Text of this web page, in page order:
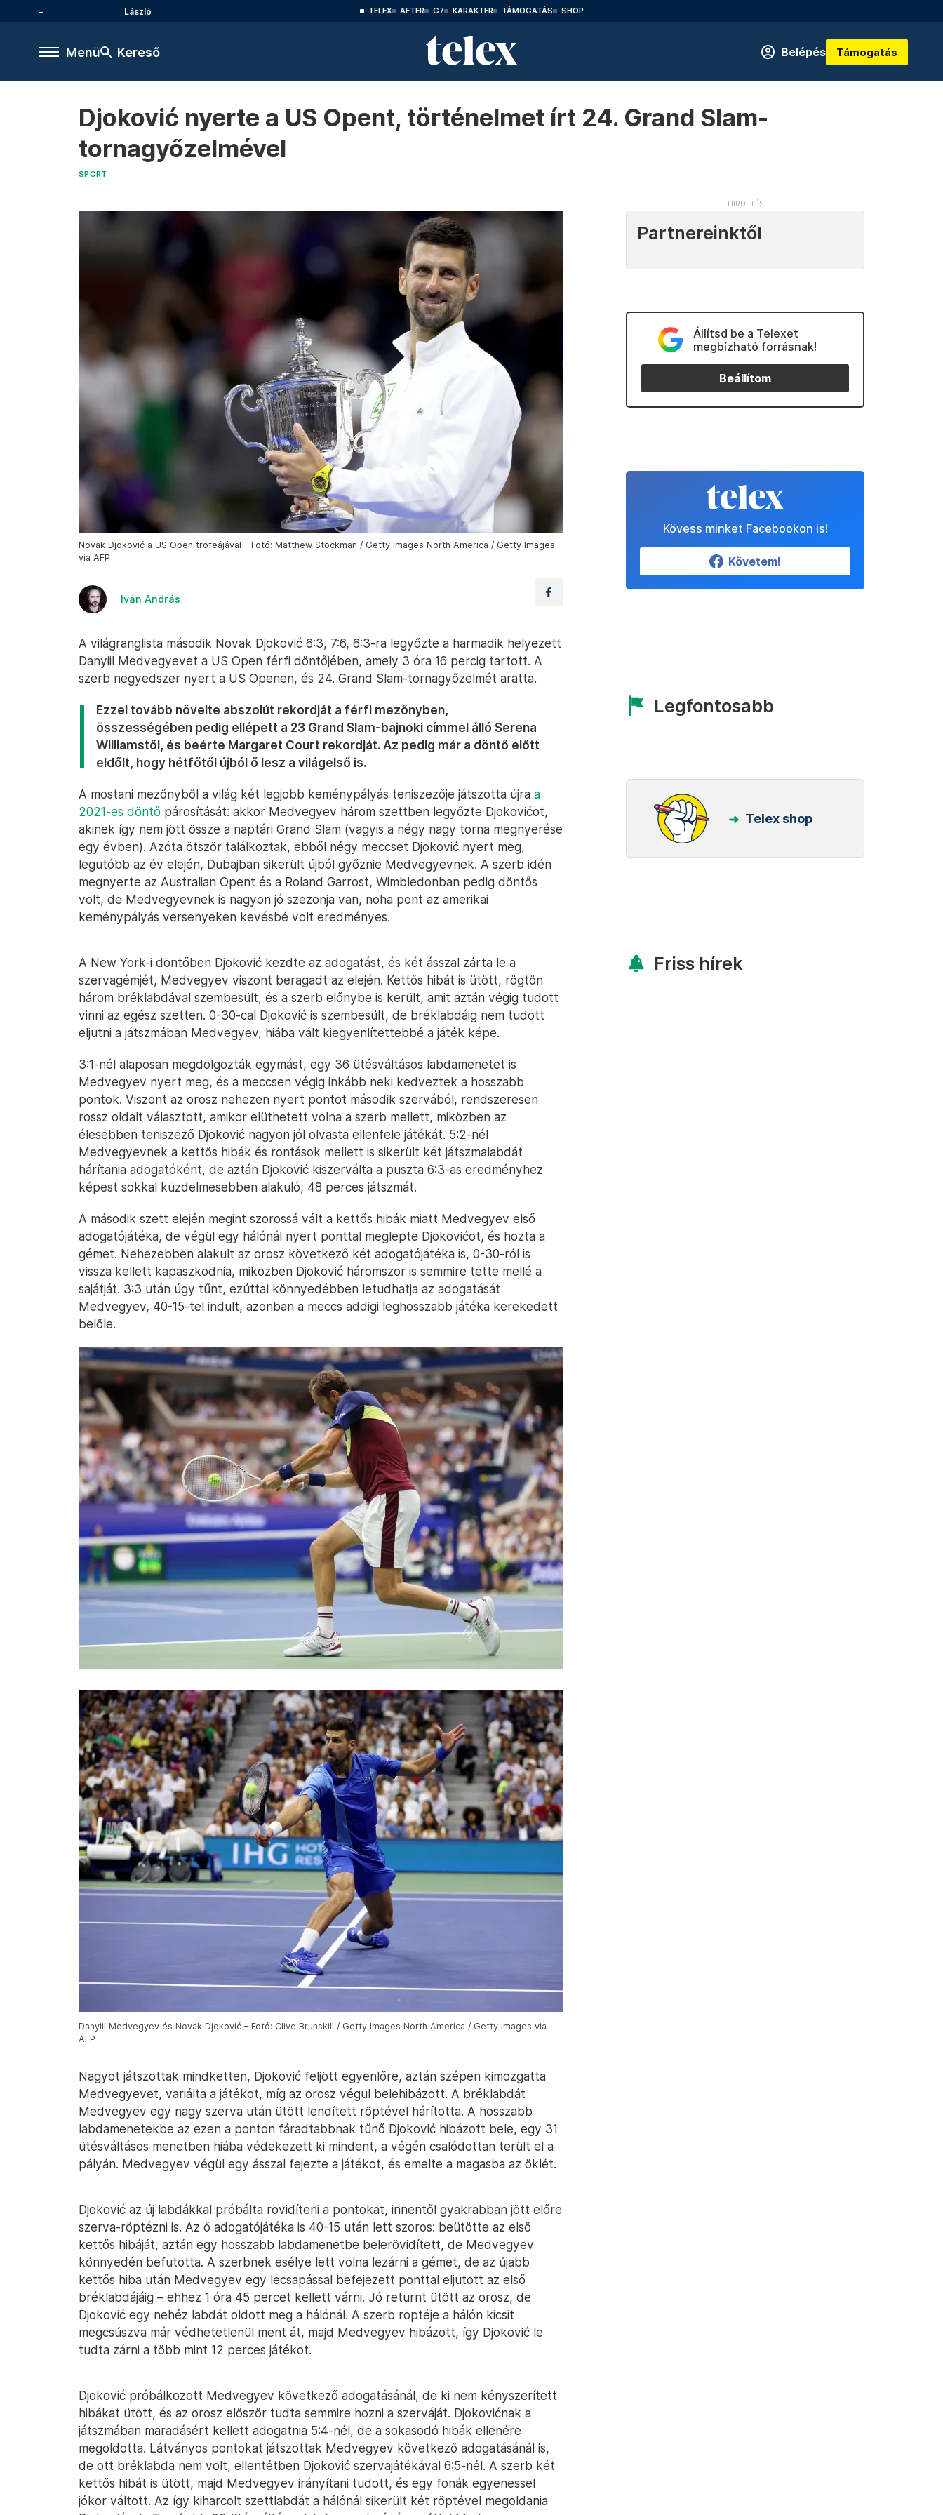
László TELEX AFTER G7 KARAKTER TÁMOGATÁS SHOP
Menü Kereső Belépés Támogatás
Djoković nyerte a US Opent, történelmet írt 24. Grand Slam-
tornagyőzelmével
SPORT
Novak Djoković a US Open trófeájával – Fotó: Matthew Stockman / Getty Images North America / Getty Images
via AFP
Iván András
A világranglista második Novak Djoković 6:3, 7:6, 6:3-ra legyőzte a harmadik helyezett
Danyiil Medvegyevet a US Open férfi döntőjében, amely 3 óra 16 percig tartott. A
szerb negyedszer nyert a US Openen, és 24. Grand Slam-tornagyőzelmét aratta.
Ezzel tovább növelte abszolút rekordját a férfi mezőnyben,
összességében pedig ellépett a 23 Grand Slam-bajnoki címmel álló Serena
Williamstől, és beérte Margaret Court rekordját. Az pedig már a döntő előtt
eldőlt, hogy hétfőtől újból ő lesz a világelső is.
A mostani mezőnyből a világ két legjobb keménypályás teniszezője játszotta újra a
2021-es döntő párosítását: akkor Medvegyev három szettben legyőzte Djokovićot,
akinek így nem jött össze a naptári Grand Slam (vagyis a négy nagy torna megnyerése
egy évben). Azóta ötször találkoztak, ebből négy meccset Djoković nyert meg,
legutóbb az év elején, Dubajban sikerült újból győznie Medvegyevnek. A szerb idén
megnyerte az Australian Opent és a Roland Garrost, Wimbledonban pedig döntős
volt, de Medvegyevnek is nagyon jó szezonja van, noha pont az amerikai
keménypályás versenyeken kevésbé volt eredményes.
A New York-i döntőben Djoković kezdte az adogatást, és két ásszal zárta le a
szervagémjét, Medvegyev viszont beragadt az elején. Kettős hibát is ütött, rögtön
három bréklabdával szembesült, és a szerb előnybe is került, amit aztán végig tudott
vinni az egész szetten. 0-30-cal Djoković is szembesült, de bréklabdáig nem tudott
eljutni a játszmában Medvegyev, hiába vált kiegyenlítettebbé a játék képe.
3:1-nél alaposan megdolgozták egymást, egy 36 ütésváltásos labdamenetet is
Medvegyev nyert meg, és a meccsen végig inkább neki kedveztek a hosszabb
pontok. Viszont az orosz nehezen nyert pontot második szervából, rendszeresen
rossz oldalt választott, amikor elüthetett volna a szerb mellett, miközben az
élesebben teniszező Djoković nagyon jól olvasta ellenfele játékát. 5:2-nél
Medvegyevnek a kettős hibák és rontások mellett is sikerült két játszmalabdát
hárítania adogatóként, de aztán Djoković kiszerválta a puszta 6:3-as eredményhez
képest sokkal küzdelmesebben alakuló, 48 perces játszmát.
A második szett elején megint szorossá vált a kettős hibák miatt Medvegyev első
adogatójátéka, de végül egy hálónál nyert ponttal meglepte Djokovićot, és hozta a
gémet. Nehezebben alakult az orosz következő két adogatójátéka is, 0-30-ról is
vissza kellett kapaszkodnia, miközben Djoković háromszor is semmire tette mellé a
sajátját. 3:3 után úgy tűnt, ezúttal könnyedébben letudhatja az adogatását
Medvegyev, 40-15-tel indult, azonban a meccs addigi leghosszabb játéka kerekedett
belőle.
Danyiil Medvegyev és Novak Djoković – Fotó: Clive Brunskill / Getty Images North America / Getty Images via
AFP
Nagyot játszottak mindketten, Djoković feljött egyenlőre, aztán szépen kimozgatta
Medvegyevet, variálta a játékot, míg az orosz végül belehibázott. A bréklabdát
Medvegyev egy nagy szerva után ütött lendített röptével hárította. A hosszabb
labdamenetekbe az ezen a ponton fáradtabbnak tűnő Djoković hibázott bele, egy 31
ütésváltásos menetben hiába védekezett ki mindent, a végén csalódottan terült el a
pályán. Medvegyev végül egy ásszal fejezte a játékot, és emelte a magasba az öklét.
Djoković az új labdákkal próbálta rövidíteni a pontokat, innentől gyakrabban jött előre
szerva-röptézni is. Az ő adogatójátéka is 40-15 után lett szoros: beütötte az első
kettős hibáját, aztán egy hosszabb labdamenetbe belerövidített, de Medvegyev
könnyedén befutotta. A szerbnek esélye lett volna lezárni a gémet, de az újabb
kettős hiba után Medvegyev egy lecsapással befejezett ponttal eljutott az első
bréklabdájáig – ehhez 1 óra 45 percet kellett várni. Jó returnt ütött az orosz, de
Djoković egy nehéz labdát oldott meg a hálónál. A szerb röptéje a hálón kicsit
megcsúszva már védhetetlenül ment át, majd Medvegyev hibázott, így Djoković le
tudta zárni a több mint 12 perces játékot.
Djoković próbálkozott Medvegyev következő adogatásánál, de ki nem kényszerített
hibákat ütött, és az orosz először tudta semmire hozni a szerváját. Djokovićnak a
játszmában maradásért kellett adogatnia 5:4-nél, de a sokasodó hibák ellenére
megoldotta. Látványos pontokat játszottak Medvegyev következő adogatásánál is,
de ott bréklabda nem volt, ellentétben Djoković szervajátékával 6:5-nél. A szerb két
kettős hibát is ütött, majd Medvegyev irányítani tudott, és egy fonák egyenessel
jókor váltott. Az így kiharcolt szettlabdát a hálónál sikerült két röptével megoldania
Partnereinktől
Állítsd be a Telexet
megbízható forrásnak!
Beállítom
Kövess minket Facebookon is!
Követem!
Legfontosabb
Telex shop
Friss hírek